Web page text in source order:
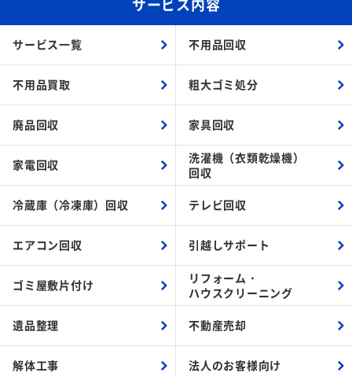
サービス一覧 不用品回収
不用品買取 粗大ゴミ処分
廃品回収 家具回収
家電回収
洗濯機（衣類乾燥機）
回収
冷蔵庫（冷凍庫）回収 テレビ回収
エアコン回収 引越しサポート
ゴミ屋敷片付け
リフォーム・
ハウスクリーニング
遺品整理 不動産売却
解体工事 法人のお客様向け